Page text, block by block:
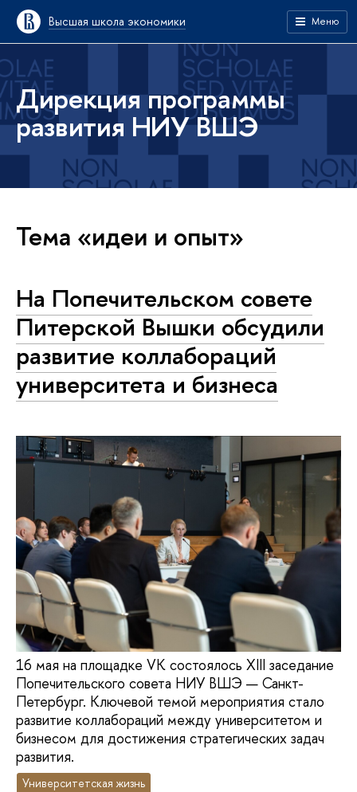
Высшая школа экономики Меню
Дирекция программы
развития НИУ ВШЭ
Тема «идеи и опыт»
На Попечительском совете
Питерской Вышки обсудили
развитие коллабораций
университета и бизнеса
16 мая на площадке VK состоялось XIII заседание
Попечительского совета НИУ ВШЭ — Санкт-
Петербург. Ключевой темой мероприятия стало
развитие коллабораций между университетом и
бизнесом для достижения стратегических задач
развития.
Университетская жизнь